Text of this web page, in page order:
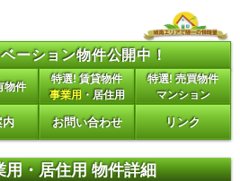
ーション物件公開中！
物件
特選! 賃貸物件
事業用 ・居住用
特選! 売買物件
マンション
内 お問い合わせ リンク
・居住用 物件詳細